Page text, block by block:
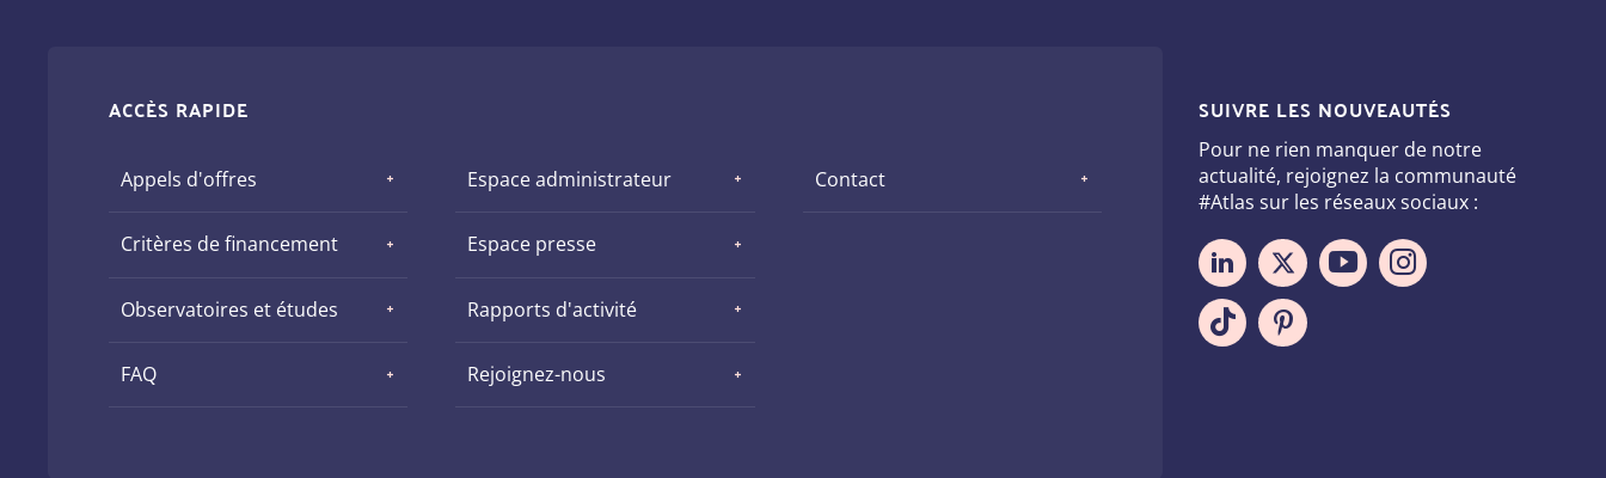
ACCÈS RAPIDE
Appels d'offres
Critères de financement
Observatoires et études
FAQ
Espace administrateur
Espace presse
Rapports d'activité
Rejoignez-nous
Contact
SUIVRE LES NOUVEAUTÉS
Pour ne rien manquer de notre
actualité, rejoignez la communauté
#Atlas sur les réseaux sociaux :